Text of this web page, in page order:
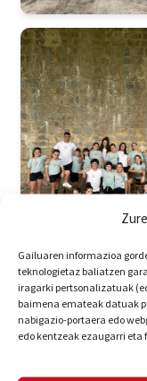
Gailuaren informazioa
teknologietaz baliatzen
iragarki pertsonalizatuak
baimena emateak datuak
nabigazio-portaera edo
edo kentzeak ezaugarri